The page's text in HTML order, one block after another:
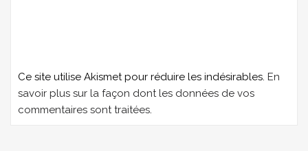
Ce site utilise Akismet pour réduire les indésirables. En
savoir plus sur la façon dont les données de vos
commentaires sont traitées.